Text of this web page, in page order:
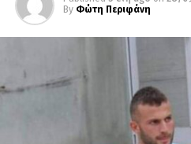
By Φώτη Περιφάνη